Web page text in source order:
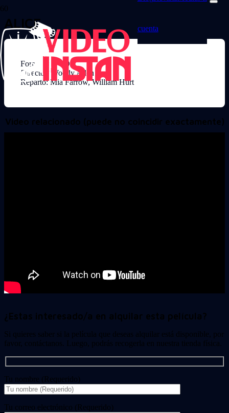
cuenta
ALICE
Formato: DVD
Director: Woody Allen
Reparto: Mia Farrow, William Hurt
Video relacionado (puede no coincidir exactamente)
¿Estas interesado/a en alquilar esta película?
Si quieres saber si la película que deseas alquilar está disponible, por
favor, contáctanos. Luego, podrás recogerla en nuestra tienda física.
Tu nombre (Requerido)
Tu correo electrónico (Requerido)